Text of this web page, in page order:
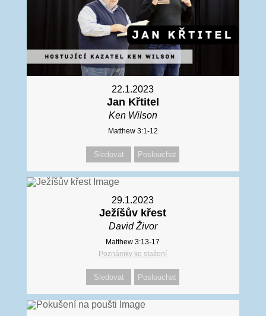
22.1.2023
Jan Křtitel
Ken Wilson
Matthew 3:1-12
Sledovat Poslouchat
29.1.2023
Ježíšův křest
David Živor
Matthew 3:13-17
Poznámky ke stažení
Sledovat Poslouchat